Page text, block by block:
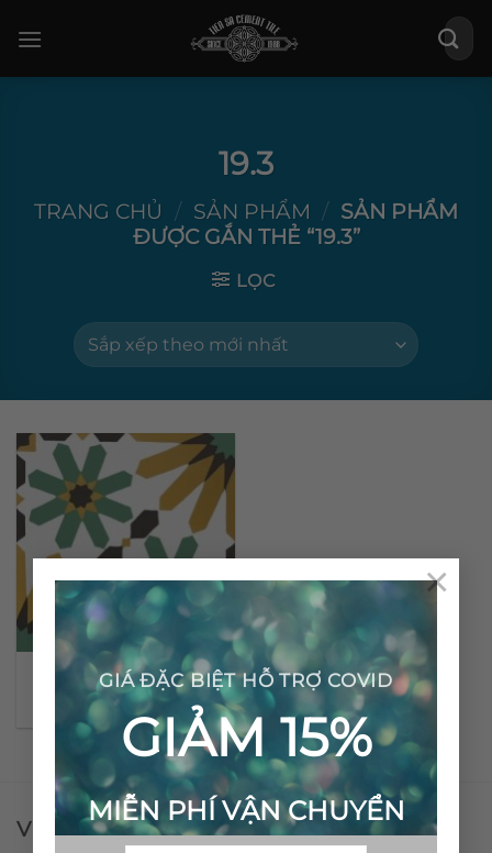
GIÁ ĐẶC BIỆT HỖ TRỢ COVID
GIẢM 15%
MIỄN PHÍ VẬN CHUYỂN
×
qua
Tìm
kiếm:
19.3
TRANG CHỦ / SẢN PHẨM / SẢN PHẨM
ĐƯỢC GẮN THẺ “19.3”
LỌC
Gạch bông cổ điển CTS
19.3
VPĐD - CTY TNHH GẠCH BÔNG VIỆT NAM